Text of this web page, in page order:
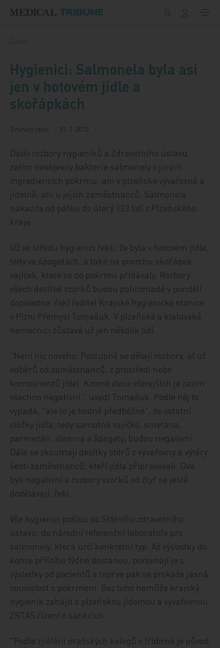
Hygienici: Salmonela byla asi
jen v hotovém jídle a
skořápkách
3 minuty čtení 31. 7. 2015
Další rozbory hygieniků a Zdravotního ústavu
zatím neobjevily bakterie salmonely v jiných
ingrediencích pokrmu, ani v plzeňské vývařovně a
jídelně, ani u jejích zaměstnanců. Salmonela
nakazila od pátku do úterý 133 lidí z Plzeňského
kraje.
Už ve středu hygienici řekli, že byla v hotovém jídle,
tedy ve špagetách, a také na povrchu skořápek
vajíček, které se do pokrmu přidávaly. Rozbory
všech desítek vzorků budou pohromadě v pondělí
dopoledne, řekl ředitel Krajské hygienické stanice
v Plzni Přemysl Tomašuk. V plzeňské a klatovské
nemocnici zůstává už jen několik lidí.
"Není nic nového. Postupně se dělají rozbory, ať už
odběrů od zaměstnanců, z prostředí nebo
komponentů jídel. Kromě dvou včerejších je zatím
všechno negativní," uvedl Tomašuk. Podle něj to
vypadá, "ale to je hodně předběžné", že ostatní
složky jídla, tedy samotné vajíčko, smetana,
parmezán, slanina a špagety, budou negativní.
Dále se zkoumají desítky stěrů z vývařovny a výtěry
šesti zaměstnanců, kteří jídla připravovali. Dva
byli negativní a rozbory vzorků od čtyř se ještě
dodělávají, řekl.
Vše hygienici pošlou do Státního zdravotního
ústavu, do národní referenční laboratoře pro
salmonely, která určí konkrétní typ. Až výsledky do
konce příštího týdne dostanou, porovnají je s
výsledky od pacientů a teprve pak se prokáže jasná
souvislost s pokrmem. Bez toho nemůže krajský
hygienik zahájit s plzeňskou jídelnou a vývařovnou
ZRTAS řízení o sankcích.
"Podle zjištění pražských kolegů v třídírně je původ